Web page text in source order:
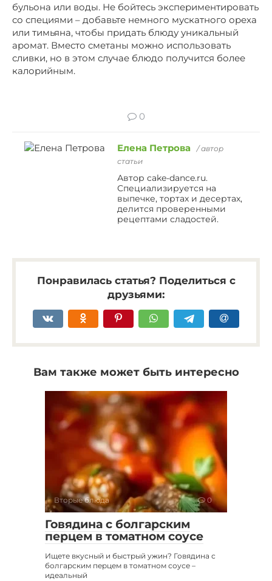
бульона или воды. Не бойтесь экспериментировать
со специями – добавьте немного мускатного ореха
или тимьяна, чтобы придать блюду уникальный
аромат. Вместо сметаны можно использовать
сливки, но в этом случае блюдо получится более
калорийным.
0
Елена Петрова
/ автор
статьи
Автор cake-dance.ru.
Специализируется на
выпечке, тортах и десертах,
делится проверенными
рецептами сладостей.
Понравилась статья? Поделиться с
друзьями:
Вам также может быть интересно
Вторые блюда 0
Говядина с болгарским
перцем в томатном соусе
Ищете вкусный и быстрый ужин? Говядина с
болгарским перцем в томатном соусе –
идеальный